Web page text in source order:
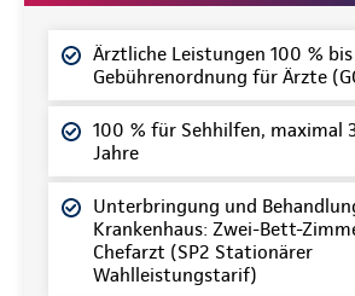
Ärztliche Leistungen 100 %
Gebührenordnung für Ärzte
100 % für Sehhilfen, maximal
Jahre
Unterbringung und
Krankenhaus: Zwei-Bett-
Chefarzt (SP2 Stationärer
Wahlleistungstarif)